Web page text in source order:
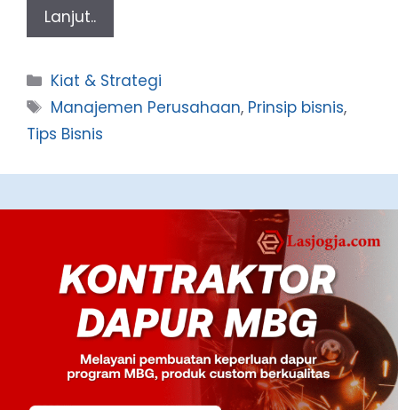
Lanjut..
Categories
Kiat & Strategi
Tags
Manajemen Perusahaan, Prinsip bisnis,
Tips Bisnis